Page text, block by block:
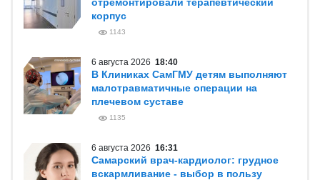
корпус
1143
6 августа 2026 18:40
В Клиниках СамГМУ детям выполняют
малотравматичные операции на
плечевом суставе
1135
6 августа 2026 16:31
Самарский врач-кардиолог: грудное
вскармливание - выбор в пользу